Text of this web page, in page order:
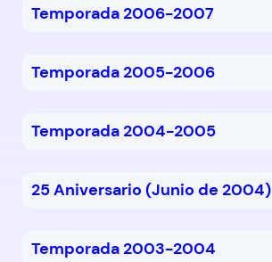
Temporada 2006-2007
Temporada 2005-2006
Temporada 2004-2005
25 Aniversario (Junio de 2004)
Temporada 2003-2004